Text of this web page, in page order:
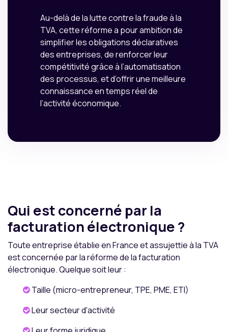
Au-delà de la lutte contre la fraude à la
TVA, cette réforme a pour ambition de
simplifier les obligations déclaratives
des entreprises, de renforcer leur
compétitivité grâce à l’automatisation
des processus, et d’offrir une meilleure
connaissance en temps réel de
l’activité économique.
Qui est concerné par la
facturation électronique ?
Toute entreprise établie en France et assujettie à la TVA
est concernée par la réforme de la facturation
électronique. Quelque soit leur :
Taille (micro-entrepreneur, TPE, PME, ETI)
Leur secteur d'activité